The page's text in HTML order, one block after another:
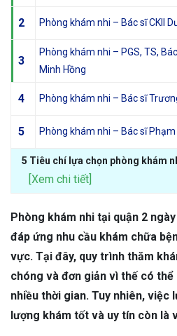
2 Phòng khám nhi – Bác sĩ CKII
3
Phòng khám nhi – PGS, TS,
Minh Hồng
4 Phòng khám nhi – Bác sĩ
5 Phòng khám nhi – Bác sĩ
5 Tiêu chí lựa chọn phòng khám
[Xem chi tiết]
Phòng khám nhi tại quận 2
đáp ứng nhu cầu khám chữa
vực. Tại đây, quy trình thăm
chóng và đơn giản vì thế có
nhiều thời gian. Tuy nhiên, việc
lượng khám tốt và uy tín còn là